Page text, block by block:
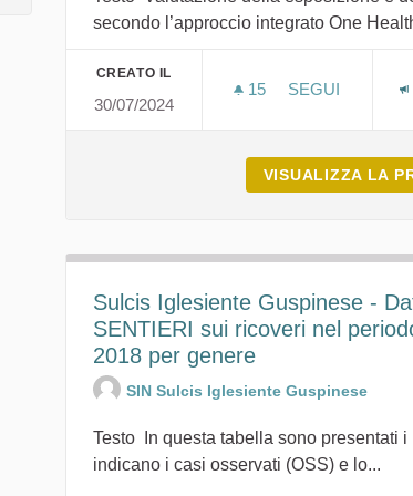
secondo l’approccio integrato One
CREATO IL
30/07/2024
15 15 SOSTENITORI
SEGUI
VISUALIZZA LA
Sulcis Iglesiente Guspinese -
SENTIERI sui ricoveri nel
2018 per genere
SIN Sulcis Iglesiente Guspinese
Testo In questa tabella sono presentati i
indicano i casi osservati (OSS) e lo...